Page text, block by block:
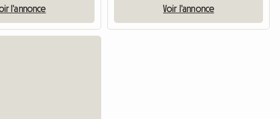
l'annonce Voir l'annonce